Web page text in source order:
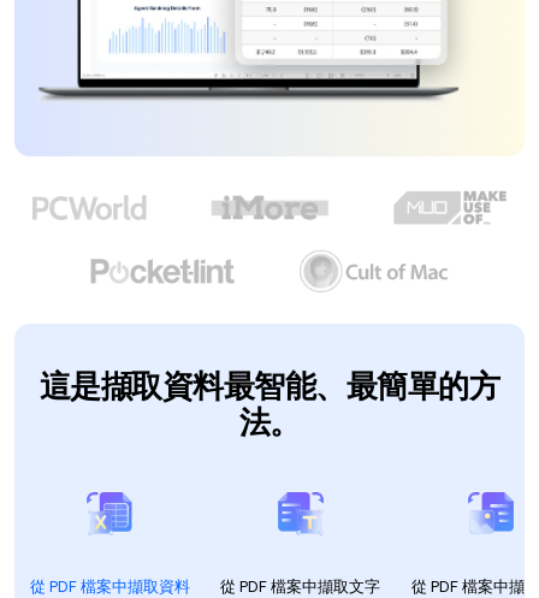
專業使用者
PDF 表單
批次 PDF
PDF OCR
擷取 PDF 資料
AI PDF助理
了解更多
更多內容
這是擷取資料最智能、最簡單的方
法。
從 PDF 檔案中擷取資料 從 PDF 檔案中擷取文字 從 PDF 檔案中擷